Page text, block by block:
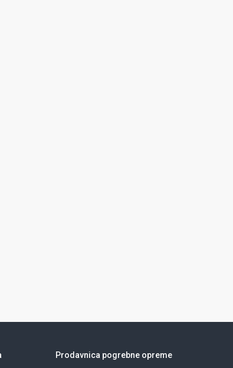
Prodavnica pogrebne opreme